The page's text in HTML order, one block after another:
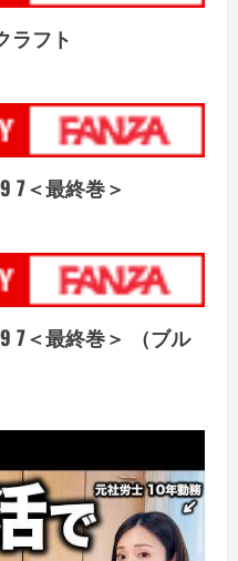
ラフト
7＜最終巻＞
7＜最終巻＞ （ブル